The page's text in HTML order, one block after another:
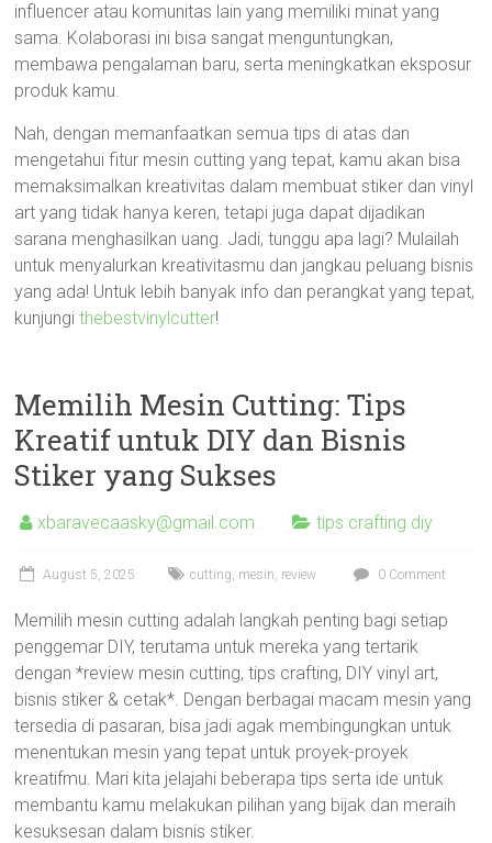
influencer atau komunitas lain yang memiliki minat yang
sama. Kolaborasi ini bisa sangat menguntungkan,
membawa pengalaman baru, serta meningkatkan eksposur
produk kamu.
Nah, dengan memanfaatkan semua tips di atas dan
mengetahui fitur mesin cutting yang tepat, kamu akan bisa
memaksimalkan kreativitas dalam membuat stiker dan vinyl
art yang tidak hanya keren, tetapi juga dapat dijadikan
sarana menghasilkan uang. Jadi, tunggu apa lagi? Mulailah
untuk menyalurkan kreativitasmu dan jangkau peluang bisnis
yang ada! Untuk lebih banyak info dan perangkat yang tepat,
kunjungithebestvinylcutter!
Memilih Mesin Cutting: Tips
Kreatif untuk DIY dan Bisnis
Stiker yang Sukses
xbaravecaasky@gmail.com tips crafting diy
August 5, 2025 cutting, mesin, review 0 Comment
Memilih mesin cutting adalah langkah penting bagi setiap
penggemar DIY, terutama untuk mereka yang tertarik
dengan *review mesin cutting, tips crafting, DIY vinyl art,
bisnis stiker & cetak*. Dengan berbagai macam mesin yang
tersedia di pasaran, bisa jadi agak membingungkan untuk
menentukan mesin yang tepat untuk proyek-proyek
kreatifmu. Mari kita jelajahi beberapa tips serta ide untuk
membantu kamu melakukan pilihan yang bijak dan meraih
kesuksesan dalam bisnis stiker.